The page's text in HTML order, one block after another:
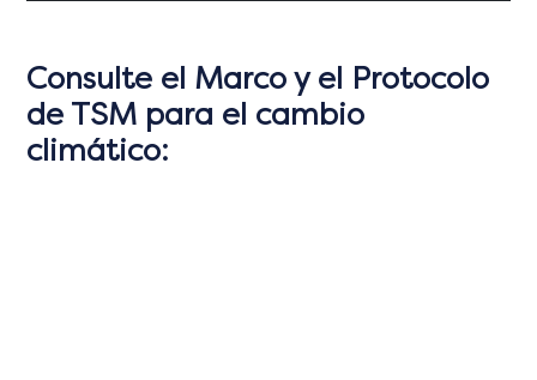
Consulte el Marco y el Protocolo
de TSM para el cambio
climático: